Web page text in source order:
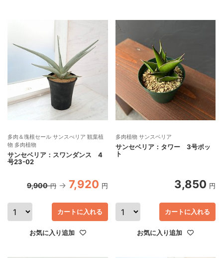
多肉＆塊根セール サンスべリア 観葉植
物 多肉植物
サンセベリア：スワンダンス 4
号23-02
9,900 円 7,920 円
お気に入り追加
カートに入れる
多肉植物 サンスベリア
サンセベリア：タワー 3号ポッ
ト
3,850 円
お気に入り追加
カートに入れる